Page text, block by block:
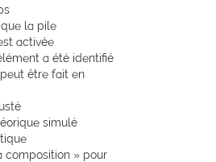
la pile
activée
a été identifié
être fait en
simulé
composition » pour